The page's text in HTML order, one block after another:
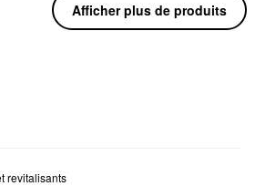
Afficher plus de produits
revitalisants